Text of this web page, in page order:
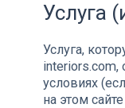
Услуга
Услуга,
interiors.com,
условиях
на этом